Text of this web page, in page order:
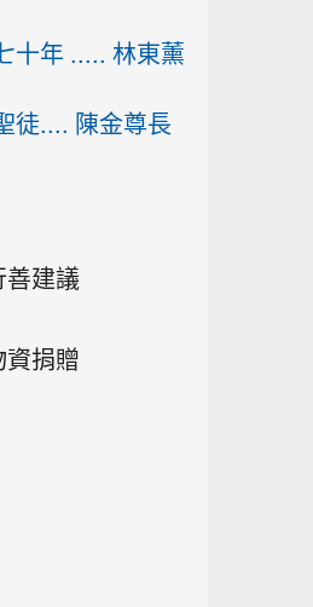
十年 ..... 林東薰
徒.... 陳金尊長
善建議
資捐贈